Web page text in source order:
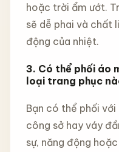
hoặc trời ẩm ướt.
sẽ dễ phai và chất
động của nhiệt.
3. Có thể phối áo
loại trang phục
Bạn có thể phối với
công sở hay váy
sự, năng động